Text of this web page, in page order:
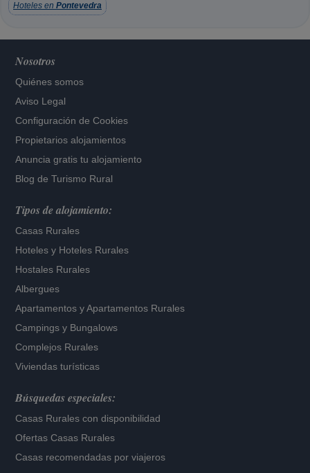
Hoteles en Pontevedra
Nosotros
Quiénes somos
Aviso Legal
Configuración de Cookies
Propietarios alojamientos
Anuncia gratis tu alojamiento
Blog de Turismo Rural
Tipos de alojamiento:
Casas Rurales
Hoteles y Hoteles Rurales
Hostales Rurales
Albergues
Apartamentos yApartamentos Rurales
Campings y Bungalows
Complejos Rurales
Viviendas turísticas
Búsquedas especiales:
Casas Rurales con disponibilidad
Ofertas Casas Rurales
Casas recomendadas por viajeros